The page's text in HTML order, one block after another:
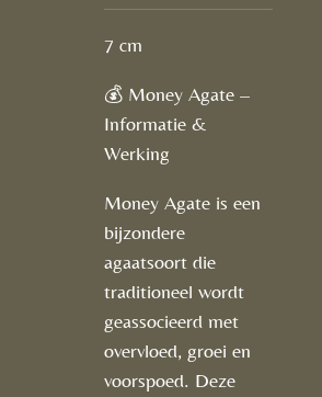
7 cm
💰 Money Agate –
Informatie &
Werking
Money Agate is een
bijzondere
agaatsoort die
traditioneel wordt
geassocieerd met
overvloed, groei en
voorspoed. Deze